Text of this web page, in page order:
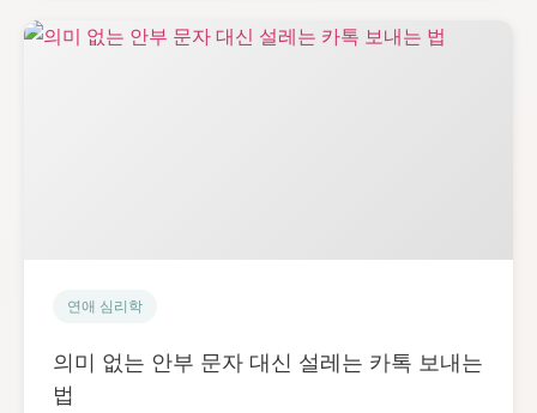
연애 심리학
의미 없는 안부 문자 대신 설레는 카톡 보내는
법